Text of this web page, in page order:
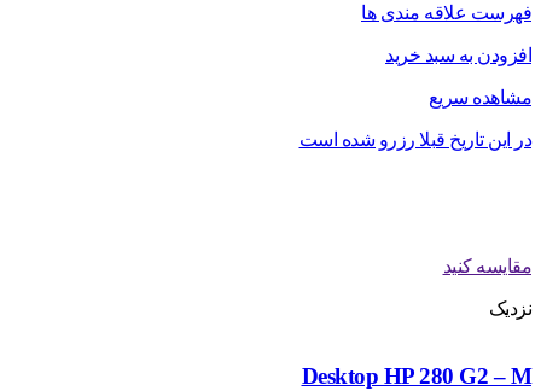
فهرست علاقه مندی ها
افزودن به سبد خرید
مشاهده سریع
در این تاریخ قبلا رزرو شده است
مقایسه کنید
نزدیک
Desktop HP 280 G2 – M